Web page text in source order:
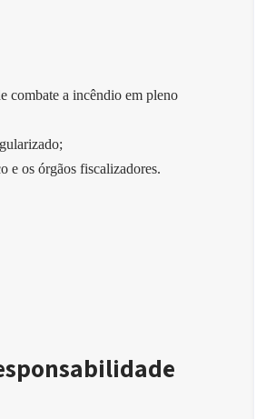
combate a incêndio em pleno
e os órgãos fiscalizadores.